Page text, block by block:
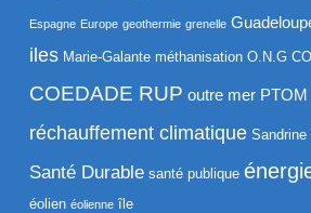
Espagne Europe geothermie grenelle
iles Marie-Galante méthanisation O.N.G
COEDADE RUP outre mer PTOM
réchauffement climatique
Santé Durable santé publique
éolien éolienne île